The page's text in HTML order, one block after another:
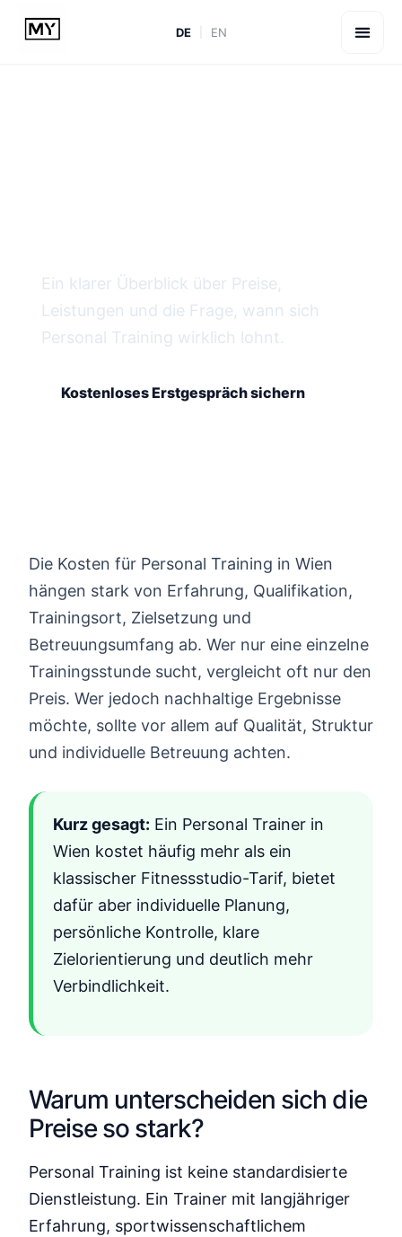
DE EN
Ein klarer Überblick über Preise,
Leistungen und die Frage, wann sich
Personal Training wirklich lohnt.
Kostenloses Erstgespräch sichern
Die Kosten für Personal Training in Wien
hängen stark von Erfahrung, Qualifikation,
Trainingsort, Zielsetzung und
Betreuungsumfang ab. Wer nur eine einzelne
Trainingsstunde sucht, vergleicht oft nur den
Preis. Wer jedoch nachhaltige Ergebnisse
möchte, sollte vor allem auf Qualität, Struktur
und individuelle Betreuung achten.
Kurz gesagt: Ein Personal Trainer in
Wien kostet häufig mehr als ein
klassischer Fitnessstudio-Tarif, bietet
dafür aber individuelle Planung,
persönliche Kontrolle, klare
Zielorientierung und deutlich mehr
Verbindlichkeit.
Warum unterscheiden sich die
Preise so stark?
Personal Training ist keine standardisierte
Dienstleistung. Ein Trainer mit langjähriger
Erfahrung, sportwissenschaftlichem